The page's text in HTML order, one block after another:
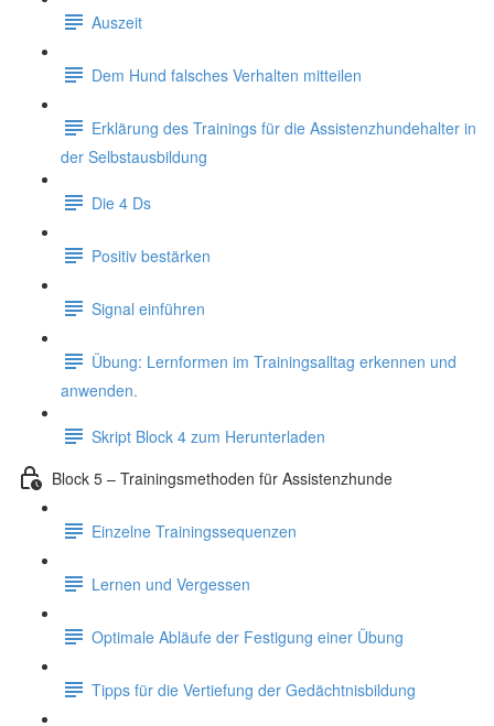
Auszeit
Dem Hund falsches Verhalten mitteilen
Erklärung des Trainings für die Assistenzhundehalter in
der Selbstausbildung
Die 4 Ds
Positiv bestärken
Signal einführen
Übung: Lernformen im Trainingsalltag erkennen und
anwenden.
Skript Block 4 zum Herunterladen
Block 5 – Trainingsmethoden für Assistenzhunde
Einzelne Trainingssequenzen
Lernen und Vergessen
Optimale Abläufe der Festigung einer Übung
Tipps für die Vertiefung der Gedächtnisbildung